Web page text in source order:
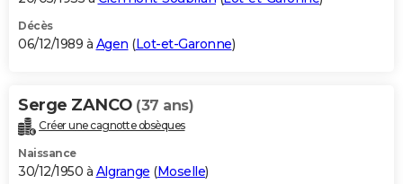
Décès
06/12/1989 à Agen (Lot-et-Garonne)
Serge ZANCO (37 ans)
Créer une cagnotte obsèques
Naissance
30/12/1950 à Algrange (Moselle)